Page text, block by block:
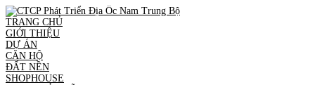
TRANG CHỦ
GIỚI THIỆU
DỰ ÁN
CĂN HỘ
ĐẤT NỀN
SHOPHOUSE